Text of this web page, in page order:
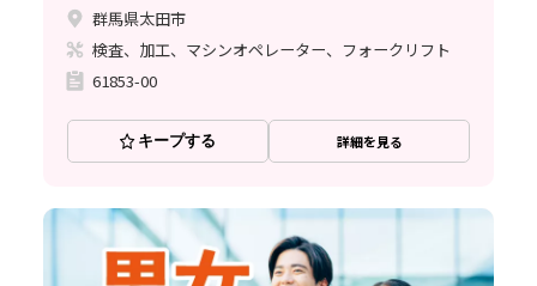
群馬県太田市
検査、加工、マシンオペレーター、フォークリフト
61853-00
キープする 詳細を見る